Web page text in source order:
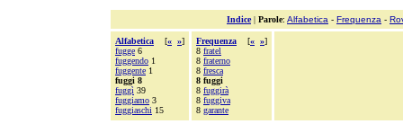
Indice| Parole: Alfabetica - Frequenza -
Alfabetica [« »]
fugge 6
fuggendo 1
fuggente 1
fuggi 8
fuggì 39
fuggiamo 3
fuggiaschi 15
Frequenza [« »]
8 fratel
8 fraterno
8 fresca
8 fuggi
8 fuggirà
8 fuggiva
8 garante